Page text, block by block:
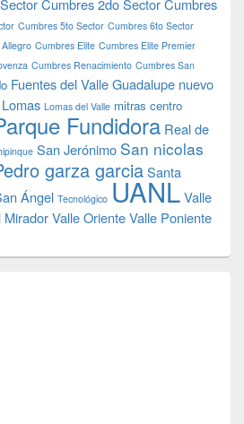
Cumbres 2do SectorCumbres
Cumbres 5to Sector Cumbres 6to Sector
Cumbres Elite Cumbres Elite Premier
Cumbres Renacimiento Cumbres San
Fuentes del ValleGuadalupe nuevo
Lomas del Valle mitras centro
Fundidora Real de
San Jerónimo San nicolas
garza garciaSanta
Ángel Tecnológico UANLValle
MiradorValle OrienteValle Poniente